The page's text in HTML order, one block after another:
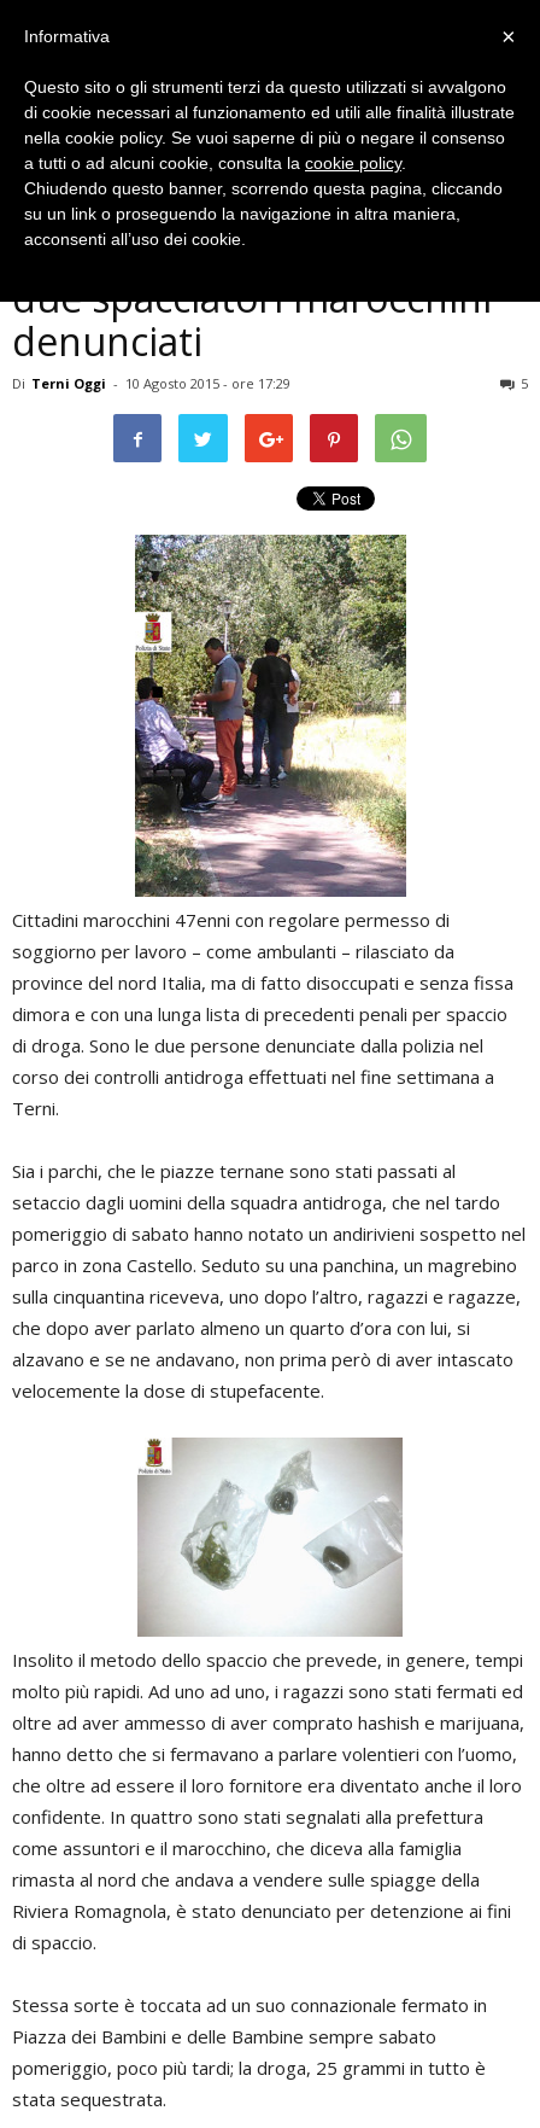
Cronaca
Terni, controlli antidroga:
due spacciatori marocchini
denunciati
Di Terni Oggi - 10 Agosto 2015 - ore 17:29 5
Cittadini marocchini 47enni con regolare permesso di
soggiorno per lavoro – come ambulanti – rilasciato da
province del nord Italia, ma di fatto disoccupati e senza fissa
dimora e con una lunga lista di precedenti penali per spaccio
di droga. Sono le due persone denunciate dalla polizia nel
corso dei controlli antidroga effettuati nel fine settimana a
Terni.
Sia i parchi, che le piazze ternane sono stati passati al
setaccio dagli uomini della squadra antidroga, che nel tardo
pomeriggio di sabato hanno notato un andirivieni sospetto nel
parco in zona Castello. Seduto su una panchina, un magrebino
sulla cinquantina riceveva, uno dopo l’altro, ragazzi e ragazze,
che dopo aver parlato almeno un quarto d’ora con lui, si
alzavano e se ne andavano, non prima però di aver intascato
velocemente la dose di stupefacente.
Insolito il metodo dello spaccio che prevede, in genere, tempi
molto più rapidi. Ad uno ad uno, i ragazzi sono stati fermati ed
oltre ad aver ammesso di aver comprato hashish e marijuana,
hanno detto che si fermavano a parlare volentieri con l’uomo,
che oltre ad essere il loro fornitore era diventato anche il loro
confidente. In quattro sono stati segnalati alla prefettura
come assuntori e il marocchino, che diceva alla famiglia
rimasta al nord che andava a vendere sulle spiagge della
Riviera Romagnola, è stato denunciato per detenzione ai fini
di spaccio.
Stessa sorte è toccata ad un suo connazionale fermato in
Piazza dei Bambini e delle Bambine sempre sabato
pomeriggio, poco più tardi; la droga, 25 grammi in tutto è
stata sequestrata.
×
Informativa
Questo sito o gli strumenti terzi da questo utilizzati si avvalgono
di cookie necessari al funzionamento ed utili alle finalità illustrate
nella cookie policy. Se vuoi saperne di più o negare il consenso
a tutti o ad alcuni cookie, consulta la cookie policy.
Chiudendo questo banner, scorrendo questa pagina, cliccando
su un link o proseguendo la navigazione in altra maniera,
acconsenti all’uso dei cookie.